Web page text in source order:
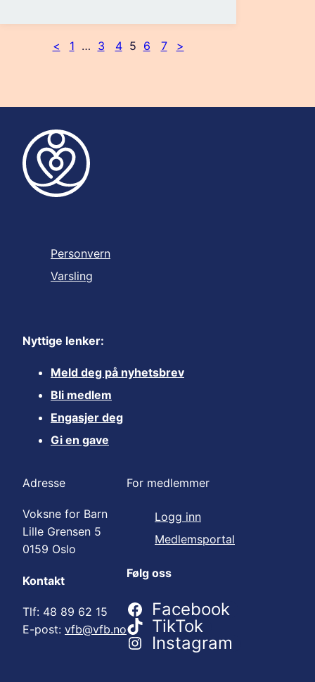
< 1 … 3 4 5 6 7 >
Personvern
Varsling
Nyttige lenker:
Meld deg på nyhetsbrev
Bli medlem
Engasjer deg
Gi en gave
Adresse
Voksne for Barn
Lille Grensen 5
0159 Oslo
Kontakt
Tlf: 48 89 62 15
E-post: vfb@vfb.no
For medlemmer
Logg inn
Medlemsportal
Følg oss
Facebook
TikTok
Instagram